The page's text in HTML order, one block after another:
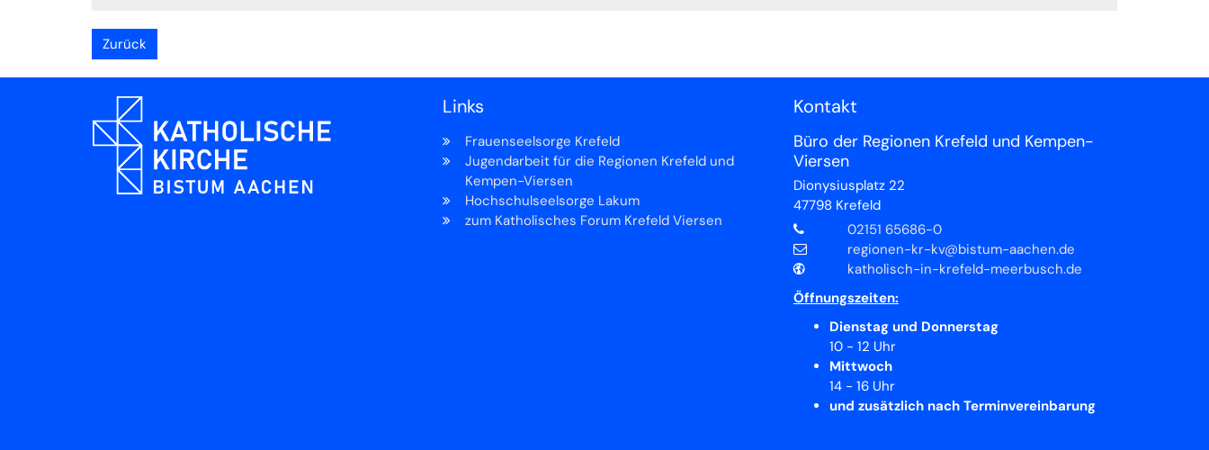
Zurück
Links
Frauenseelsorge Krefeld
Jugendarbeit für die Regionen Krefeld und
Kempen-Viersen
Hochschulseelsorge Lakum
zum Katholisches Forum Krefeld Viersen
Kontakt
Büro der Regionen Krefeld und Kempen-
Viersen
Dionysiusplatz 22
47798 Krefeld
02151 65686-0
regionen-kr-kv@bistum-aachen.de
katholisch-in-krefeld-meerbusch.de
Öffnungszeiten:
Dienstag und Donnerstag
10 - 12 Uhr
Mittwoch
14 - 16 Uhr
und zusätzlich nach Terminvereinbarung